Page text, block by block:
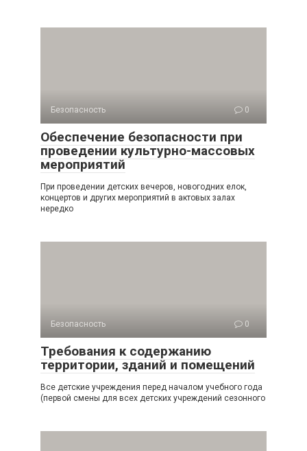
Безопасность 0
Обеспечение безопасности при
проведении культурно-массовых
мероприятий
При проведении детских вечеров, новогодних елок,
концертов и других мероприятий в актовых залах
нередко
Безопасность 0
Требования к содержанию
территории, зданий и помещений
Все детские учреждения перед началом учебного года
(первой смены для всех дет­ских учреждений сезонного